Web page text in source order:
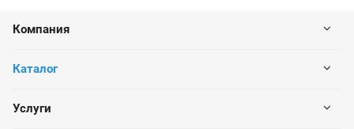
Компания
Каталог
Услуги